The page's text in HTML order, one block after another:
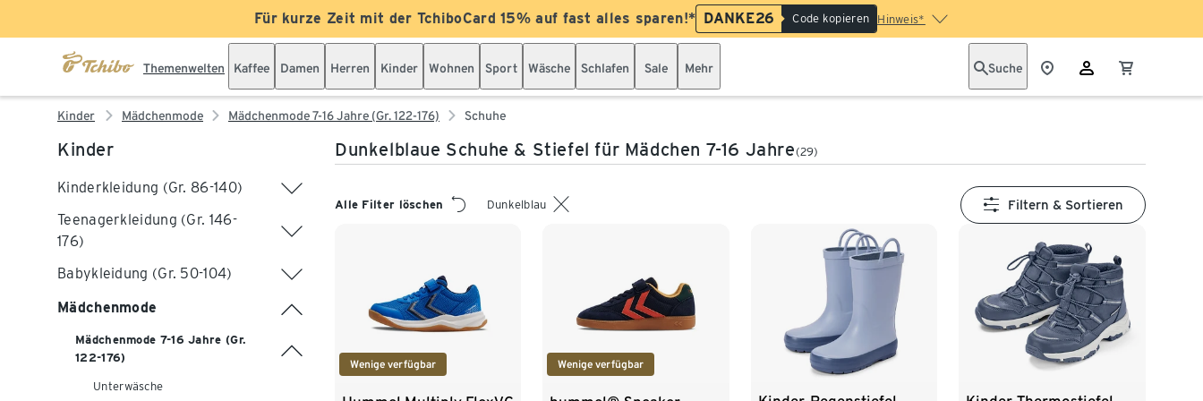
Für kurze Zeit mit der TchiboCard 15% auf fast alles sparen!* DANKE26 Code kopieren Hinweis*
Themenwelten Kaffee Damen Herren Kinder Wohnen Sport Wäsche Schlafen Sale Mehr Suche
Kinder Mädchenmode Mädchenmode 7-16 Jahre (Gr. 122-176) Schuhe
Kinder
Kinderkleidung (Gr. 86-140)
Teenagerkleidung (Gr. 146-
176)
Babykleidung (Gr. 50-104)
Mädchenmode
Mädchenmode 7-16 Jahre (Gr.
122-176)
Unterwäsche
Dunkelblaue Schuhe & Stiefel für Mädchen 7-16 Jahre(29)
Alle Filter löschen Dunkelblau Filtern & Sortieren
Wenige verfügbar Wenige verfügbar